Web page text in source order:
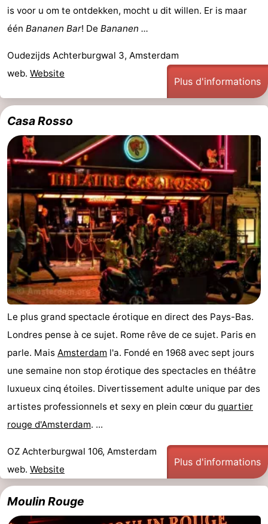
Choses
à
faire
Lieux
d'intérêt
-
Monuments
-
Églises
-
Points
de
vue
Attractions
-
Croisières
-
Experiences
Villages
&
villes
Visites
guidées
Sports
-
Faire
du
vélo
-
Randonnée
Divertissement
Vie
Boissons
Shopping
-
Marchés
-
is voor u om te ontdekken, mocht u dit willen. Er is maar
één Bananen Bar! De Bananen ...
Oudezijds Achterburgwal 3, Amsterdam
web. Website
Plus d'informations
Casa Rosso
Le plus grand spectacle érotique en direct des Pays-Bas.
Londres pense à ce sujet. Rome rêve de ce sujet. Paris en
parle. Mais Amsterdam l'a. Fondé en 1968 avec sept jours
une semaine non stop érotique des spectacles en théâtre
luxueux cinq étoiles. Divertissement adulte unique par des
artistes professionnels et sexy en plein cœur du quartier
rouge d'Amsterdam. ...
OZ Achterburgwal 106, Amsterdam
web. Website
Plus d'informations
Moulin Rouge